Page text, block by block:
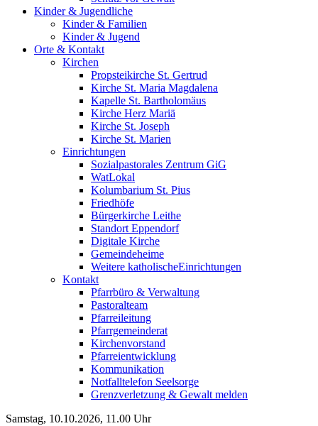
Kinder & Jugendliche
Kinder & Familien
Kinder & Jugend
Orte & Kontakt
Kirchen
Propsteikirche St. Gertrud
Kirche St. Maria Magdalena
Kapelle St. Bartholomäus
Kirche Herz Mariä
Kirche St. Joseph
Kirche St. Marien
Einrichtungen
Sozialpastorales Zentrum GiG
WatLokal
Kolumbarium St. Pius
Friedhöfe
Bürgerkirche Leithe
Standort Eppendorf
Digitale Kirche
Gemeindeheime
Weitere katholische­­Einrichtungen
Kontakt
Pfarrbüro & Verwaltung
Pastoralteam
Pfarreileitung
Pfarrgemeinderat
Kirchenvorstand
Pfarreientwicklung
Kommunikation
Notfalltelefon Seelsorge
Grenzverletzung & Gewalt melden
Samstag, 10.10.2026, 11.00 Uhr